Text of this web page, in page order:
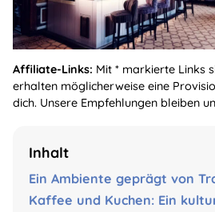
Affiliate-Links: Mit * markierte Links
erhalten möglicherweise eine
dich. Unsere Empfehlungen bleiben
Inhalt
Ein Ambiente geprägt von
Kaffee und Kuchen: Ein